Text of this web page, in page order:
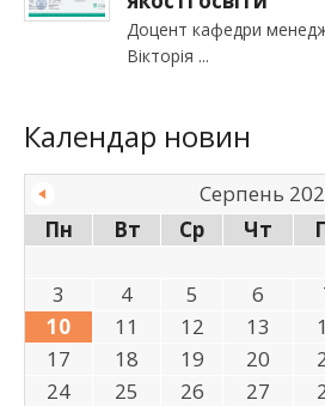
Доцент кафедри
Вікторія
Календар новин
Серпень
Пн
Вт Ср Чт
3
4 5 6
10
11 12 13
17
18 19 20
24
25 26 27